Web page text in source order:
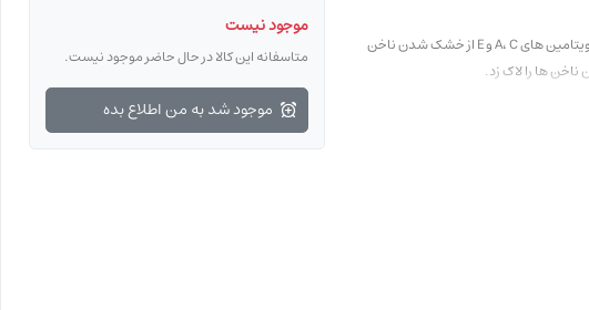
این لاک بسیار براق و غلیظ است، سریع خشک می شود و با دوام است. ویتامین های A، C و E از خشک شدن ناخن
ها را لاک زد.
موجود نیست
متاسفانه این کالا در حال حاضر موجود نیست.
موجود شد به من اطلاع بده